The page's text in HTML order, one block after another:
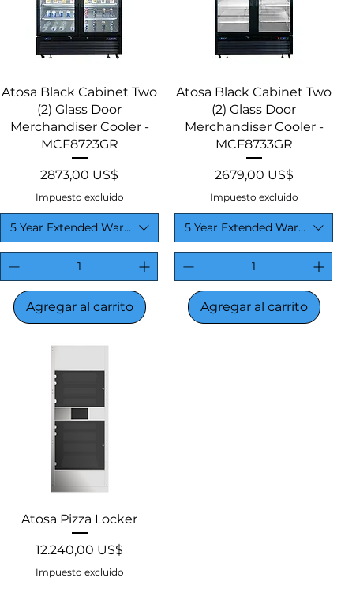
Vista rápida
Atosa Black Cabinet Two
(2) Glass Door
Merchandiser Cooler -
MCF8723GR
Precio
2873,00 US$
Impuesto excluido
5 Year Extended Warranty
Agregar al carrito
Vista rápida
Atosa Black Cabinet Two
(2) Glass Door
Merchandiser Cooler -
MCF8733GR
Precio
2679,00 US$
Impuesto excluido
5 Year Extended Warranty
Agregar al carrito
Vista rápida
Atosa Pizza Locker
Precio
12.240,00 US$
Impuesto excluido